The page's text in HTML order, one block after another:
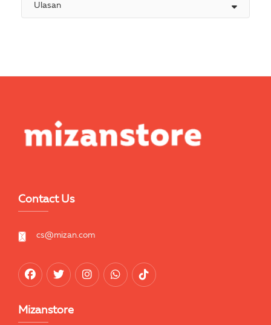
Ulasan
Contact Us
cs@mizan.com
Mizanstore